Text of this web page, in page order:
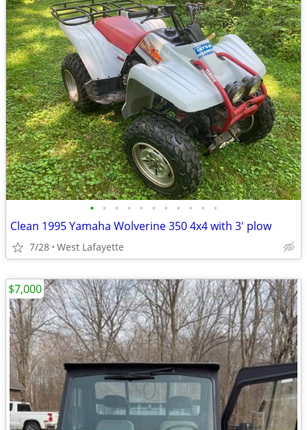
• • • • • • • • • • •
Clean 1995 Yamaha Wolverine 350 4x4 with 3' plow
7/28 West Lafayette
$7,000